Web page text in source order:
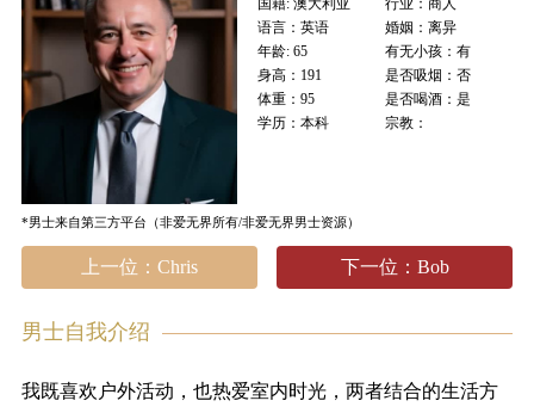
国籍: 澳大利亚
行业：商人
语言：英语
婚姻：离异
年龄: 65
有无小孩：有
身高：191
是否吸烟：否
体重：95
是否喝酒：是
学历：本科
宗教：
*男士来自第三方平台（非爱无界所有/非爱无界男士资源）
上一位：Chris 下一位：Bob
男士自我介绍
我既喜欢户外活动，也热爱室内时光，两者结合的生活方